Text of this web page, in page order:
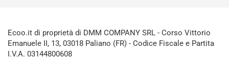
Ecoo.it di proprietà di DMM COMPANY SRL - Corso Vittorio
Emanuele II, 13, 03018 Paliano (FR) - Codice Fiscale e Partita
I.V.A. 03144800608